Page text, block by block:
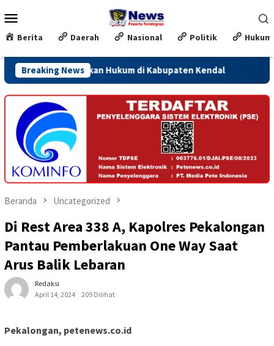
ke
kontenMobile
Berita Daerah Nasional Politik Hukum
Breaking News
Penegakan Hukum di Kabupaten Kendal Jateng
Beranda Uncategorized
Di Rest Area 338 A, Kapolres Pekalongan
Pantau Pemberlakuan One Way Saat
Arus Balik Lebaran
Redaksi
April 14, 2024
209 Dilihat
Pekalongan, petenews.co.id